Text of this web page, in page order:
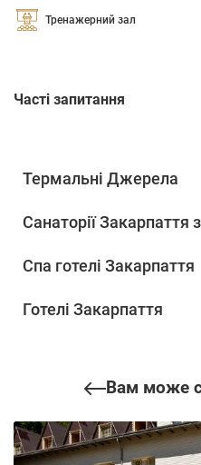
Тренажерний зал
Часті запитання
Термальні Джерела
Санаторії Закарпаття
Спа готелі Закарпаття
Готелі Закарпаття
Вам може